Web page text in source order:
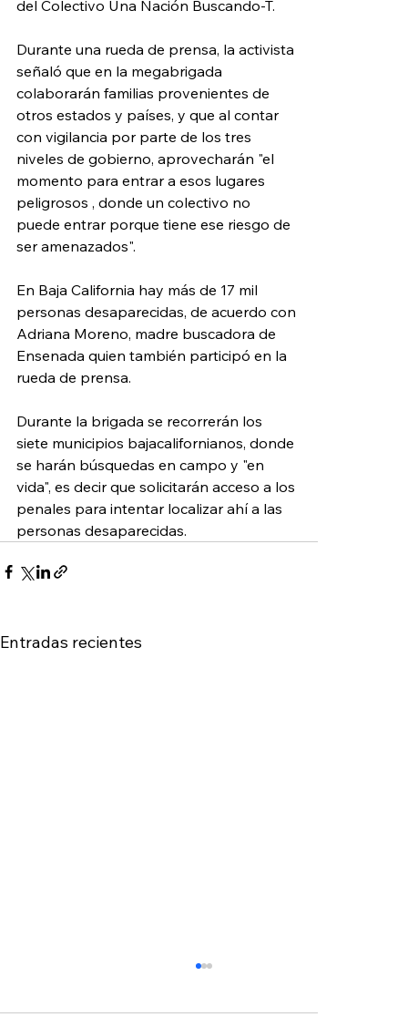
del Colectivo Una Nación Buscando-T.
Durante una rueda de prensa, la activista
señaló que en la megabrigada
colaborarán familias provenientes de
otros estados y países, y que al contar
con vigilancia por parte de los tres
niveles de gobierno, aprovecharán "el
momento para entrar a esos lugares
peligrosos , donde un colectivo no
puede entrar porque tiene ese riesgo de
ser amenazados".
En Baja California hay más de 17 mil
personas desaparecidas, de acuerdo con
Adriana Moreno, madre buscadora de
Ensenada quien también participó en la
rueda de prensa.
Durante la brigada se recorrerán los
siete municipios bajacalifornianos, donde
se harán búsquedas en campo y "en
vida", es decir que solicitarán acceso a los
penales para intentar localizar ahí a las
personas desaparecidas.
Entradas recientes